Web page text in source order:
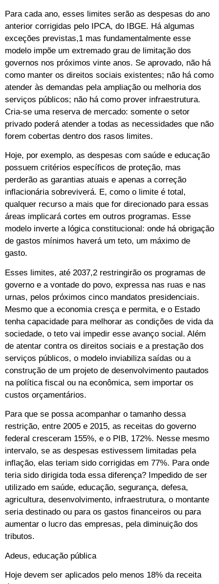
Para cada ano, esses limites serão as despesas do ano
anterior corrigidas pelo IPCA, do IBGE. Há algumas
exceções previstas,1 mas fundamentalmente esse
modelo impõe um extremado grau de limitação dos
governos nos próximos vinte anos. Se aprovado, não há
como manter os direitos sociais existentes; não há como
atender às demandas pela ampliação ou melhoria dos
serviços públicos; não há como prover infraestrutura.
Cria-se uma reserva de mercado: somente o setor
privado poderá atender a todas as necessidades que não
forem cobertas dentro dos rasos limites.
Hoje, por exemplo, as despesas com saúde e educação
possuem critérios específicos de proteção, mas
perderão as garantias atuais e apenas a correção
inflacionária sobreviverá. E, como o limite é total,
qualquer recurso a mais que for direcionado para essas
áreas implicará cortes em outros programas. Esse
modelo inverte a lógica constitucional: onde há obrigação
de gastos mínimos haverá um teto, um máximo de
gasto.
Esses limites, até 2037,2 restringirão os programas de
governo e a vontade do povo, expressa nas ruas e nas
urnas, pelos próximos cinco mandatos presidenciais.
Mesmo que a economia cresça e permita, e o Estado
tenha capacidade para melhorar as condições de vida da
sociedade, o teto vai impedir esse avanço social. Além
de atentar contra os direitos sociais e a prestação dos
serviços públicos, o modelo inviabiliza saídas ou a
construção de um projeto de desenvolvimento pautados
na política fiscal ou na econômica, sem importar os
custos orçamentários.
Para que se possa acompanhar o tamanho dessa
restrição, entre 2005 e 2015, as receitas do governo
federal cresceram 155%, e o PIB, 172%. Nesse mesmo
intervalo, se as despesas estivessem limitadas pela
inflação, elas teriam sido corrigidas em 77%. Para onde
teria sido dirigida toda essa diferença? Impedido de ser
utilizado em saúde, educação, segurança, defesa,
agricultura, desenvolvimento, infraestrutura, o montante
seria destinado ou para os gastos financeiros ou para
aumentar o lucro das empresas, pela diminuição dos
tributos.
Adeus, educação pública
Hoje devem ser aplicados pelo menos 18% da receita